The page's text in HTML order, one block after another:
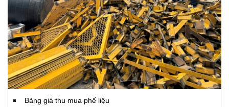
Bảng giá thu mua phế liệu